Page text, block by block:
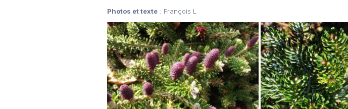
Photos et texte : François L